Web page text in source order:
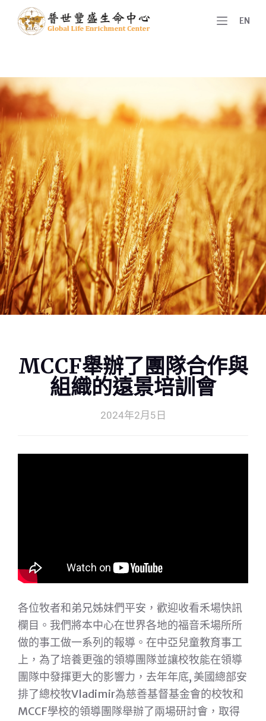
跳
至
內
容
EN
MCCF舉辦了團隊合作與
組織的遠景培訓會
2024年2月5日
各位牧者和弟兄姊妹們平安，歡迎收看禾場快訊
欄目。我們將本中心在世界各地的福音禾場所所
做的事工做一系列的報導。在中亞兒童教育事工
上，為了培養更強的領導團隊並讓校牧能在領導
團隊中發揮更大的影響力，去年年底, 美國總部安
排了總校牧Vladimir為慈善基督基金會的校牧和
MCCF學校的領導團隊舉辦了兩場研討會，取得